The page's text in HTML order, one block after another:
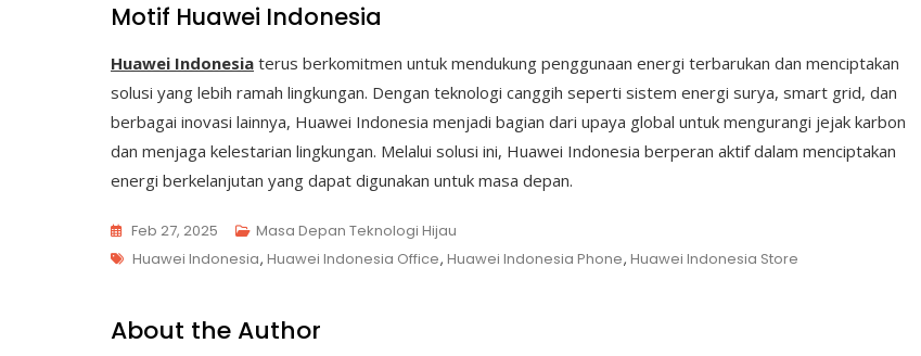
Motif Huawei Indonesia
Huawei Indonesia terus berkomitmen untuk mendukung penggunaan energi terbarukan dan menciptakan
solusi yang lebih ramah lingkungan. Dengan teknologi canggih seperti sistem energi surya, smart grid, dan
berbagai inovasi lainnya, Huawei Indonesia menjadi bagian dari upaya global untuk mengurangi jejak karbon
dan menjaga kelestarian lingkungan. Melalui solusi ini, Huawei Indonesia berperan aktif dalam menciptakan
energi berkelanjutan yang dapat digunakan untuk masa depan.
Feb 27, 2025
Masa Depan Teknologi Hijau
Tags
Huawei Indonesia, Huawei Indonesia Office, Huawei Indonesia Phone, Huawei Indonesia Store
About the Author